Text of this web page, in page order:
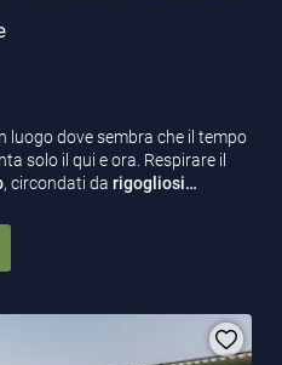
luogo dove sembra che il tempo
solo il qui e ora. Respirare il
, circondati da rigogliosi…